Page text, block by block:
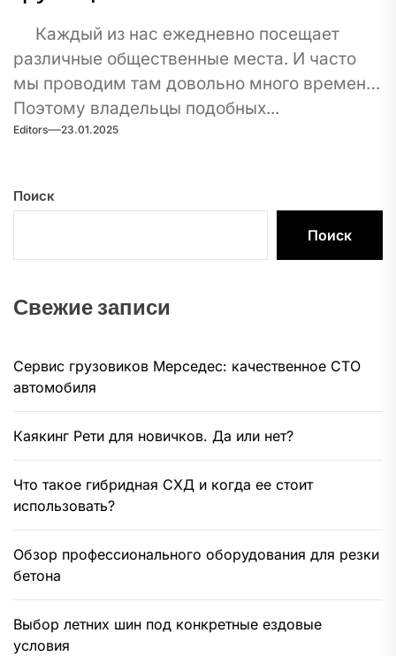
Каждый из нас ежедневно посещает
различные общественные места. И часто
мы проводим там довольно много времени.
Поэтому владельцы подобных...
Editors 23.01.2025
Поиск
Поиск
Свежие записи
Сервис грузовиков Мерседес: качественное СТО
автомобиля
Каякинг Рети для новичков. Да или нет?
Что такое гибридная СХД и когда ее стоит
использовать?
Обзор профессионального оборудования для резки
бетона
Выбор летних шин под конкретные ездовые
условия